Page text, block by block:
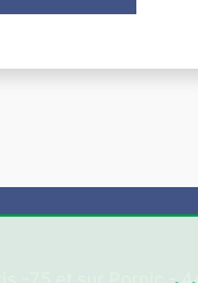
-75 et sur Pornic - 44.